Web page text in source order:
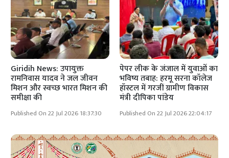
Giridih News: उपायुक्त
रामनिवास यादव ने जल जीवन
मिशन और स्वच्छ भारत मिशन की
समीक्षा की
Published On 22 Jul 2026 18:37:30
पेपर लीक के जंजाल में युवाओं का
भविष्य तबाह: हरमू सरना कॉलेज
हॉस्टल में गरजीं ग्रामीण विकास
मंत्री दीपिका पांडेय
Published On 22 Jul 2026 22:04:17